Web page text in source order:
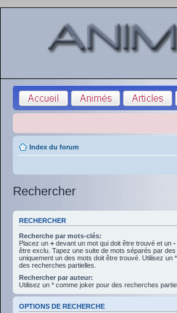
Index du forum
Rechercher
RECHERCHER
Recherche par mots-clés:
Placez un + devant un mot qui doit être trouvé et un -
être exclu. Tapez une suite de mots séparés par des
uniquement un des mots doit être trouvé. Utilisez un
des recherches partielles.
Rechercher par auteur:
Utilisez un * comme joker pour des recherches
OPTIONS DE RECHERCHE